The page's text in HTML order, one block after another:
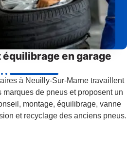
en garage
à Neuilly-Sur-Marne travaillent
de pneus et proposent un
montage, équilibrage, vanne
et recyclage des anciens pneus.